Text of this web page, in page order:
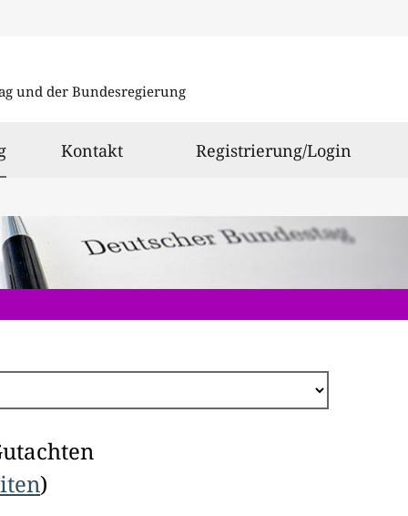
und der Bundesregierung
ausgewählt
Kontakt Registrierung/Login
)